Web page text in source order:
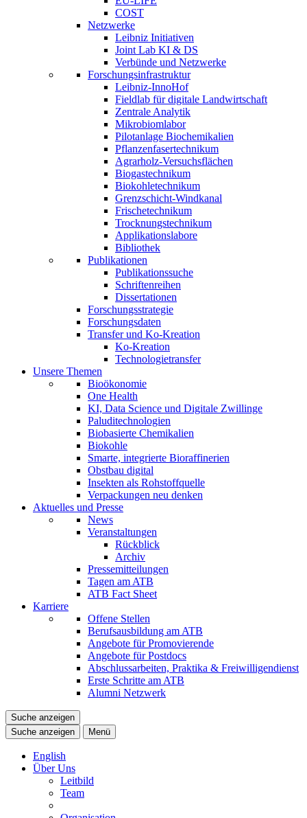
COST
Netzwerke
Leibniz Initiativen
Joint Lab KI & DS
Verbünde und Netzwerke
Forschungsinfrastruktur
Leibniz-InnoHof
Fieldlab für digitale Landwirtschaft
Zentrale Analytik
Mikrobiomlabor
Pilotanlage Biochemikalien
Pflanzenfasertechnikum
Agrarholz-Versuchsflächen
Biogastechnikum
Biokohletechnikum
Grenzschicht-Windkanal
Frischetechnikum
Trocknungstechnikum
Applikationslabore
Bibliothek
Publikationen
Publikationssuche
Schriftenreihen
Dissertationen
Forschungsstrategie
Forschungsdaten
Transfer und Ko-Kreation
Ko-Kreation
Technologietransfer
Unsere Themen
Bioökonomie
One Health
KI, Data Science und Digitale Zwillinge
Paluditechnologien
Biobasierte Chemikalien
Biokohle
Smarte, integrierte Bioraffinerien
Obstbau digital
Insekten als Rohstoffquelle
Verpackungen neu denken
Aktuelles und Presse
News
Veranstaltungen
Rückblick
Archiv
Pressemitteilungen
Tagen am ATB
ATB Fact Sheet
Karriere
Offene Stellen
Berufsausbildung am ATB
Angebote für Promovierende
Angebote für Postdocs
Abschlussarbeiten, Praktika & Freiwilligendienst
Erste Schritte am ATB
Alumni Netzwerk
Suche anzeigen
Suche anzeigen
Menü
English
Über Uns
Leitbild
Team